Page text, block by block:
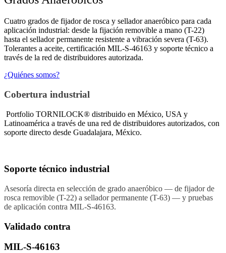
Cuatro grados de fijador de rosca y sellador anaeróbico para cada
aplicación industrial: desde la fijación removible a mano (T-22)
hasta el sellador permanente resistente a vibración severa (T-63).
Tolerantes a aceite, certificación MIL-S-46163 y soporte técnico a
través de la red de distribuidores autorizada.
¿Quiénes somos?
Cobertura industrial
Portfolio TORNILOCK® distribuido en México, USA y
Latinoamérica a través de una red de distribuidores autorizados, con
soporte directo desde Guadalajara, México.
Soporte técnico industrial
Asesoría directa en selección de grado anaeróbico — de fijador de
rosca removible (T-22) a sellador permanente (T-63) — y pruebas
de aplicación contra MIL-S-46163.
Validado contra
MIL-S-46163